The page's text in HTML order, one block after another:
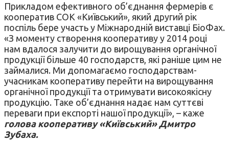
Прикладом ефективного об’єднання фермерів є
кооператив СОК «Київський», який другий рік
поспіль бере участь у Міжнародній виставці БіоФах.
«З моменту створення кооперативу у 2014 році
нам вдалося залучити до вирощування органічної
продукції більше 40 господарств, які раніше цим не
займалися. Ми допомагаємо господарствам-
учасникам кооперативу перейти на вирощування
органічної продукції та отримувати високоякісну
продукцію. Таке об’єднання надає нам суттєві
переваги при експорті нашої продукції», – каже
голова кооперативу «Київський» Дмитро
Зубаха.